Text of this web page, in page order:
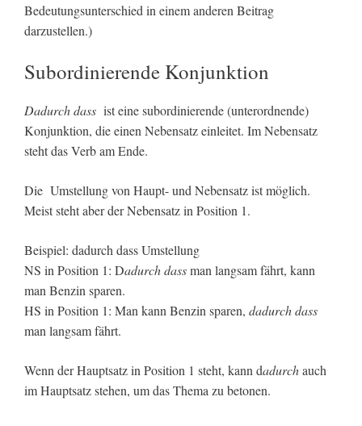
Bedeutungsunterschied in einem anderen Beitrag
darzustellen.)
Subordinierende Konjunktion
Dadurch dass ist eine subordinierende (unterordnende)
Konjunktion, die einen Nebensatz einleitet. Im Nebensatz
steht das Verb am Ende.
Die Umstellung von Haupt- und Nebensatz ist möglich.
Meist steht aber der Nebensatz in Position 1.
Beispiel: dadurch dass Umstellung
NS in Position 1: Dadurch dassman langsam fährt, kann
man Benzin sparen.
HS in Position 1: Man kann Benzin sparen, dadurch dass
man langsam fährt.
Wenn der Hauptsatz in Position 1 steht, kann dadurchauch
im Hauptsatz stehen, um das Thema zu betonen.